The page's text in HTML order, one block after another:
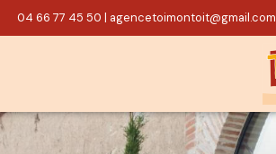
04 66 77 45 50 | agencetoimontoit@gmail.com